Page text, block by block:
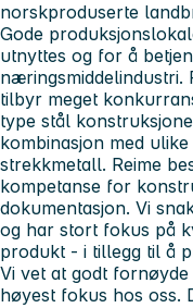
norskproduserte
Gode
utnyttes og for å
næringsmiddelindustri.
tilbyr meget
type stål
kombinasjon med
strekkmetall. Reime
kompetanse for
dokumentasjon. Vi
og har stort fokus på
produkt - i tillegg til å
Vi vet at godt
høyest fokus hos oss.